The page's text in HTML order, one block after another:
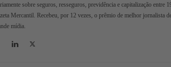
sobre seguros, resseguros, previdência e capitalização entre
Mercantil. Recebeu, por 12 vezes, o prêmio de melhor jornalista
mídia.